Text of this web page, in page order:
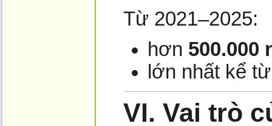
Từ 2021–2025:
hơn 500.000
lớn nhất kể
VI. Vai trò